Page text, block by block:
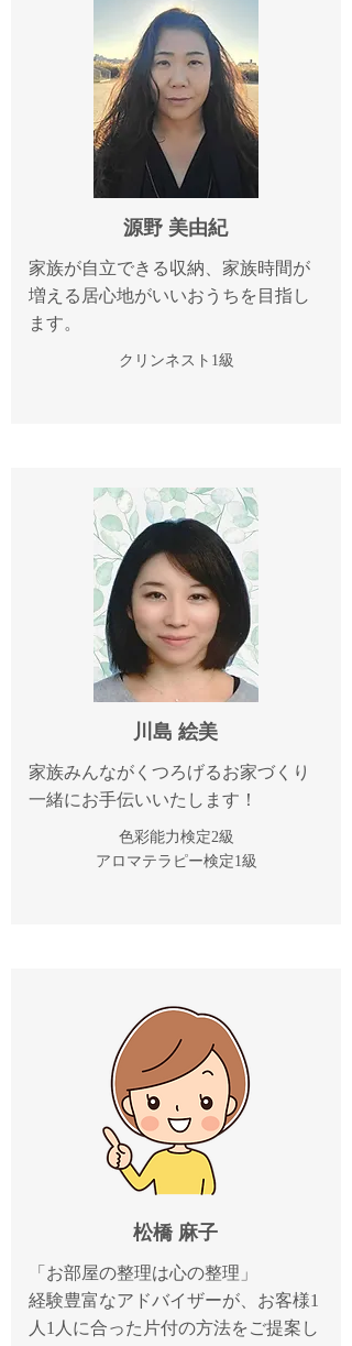
源野 美由紀
家族が自立できる収納、家族時間が
増える居心地がいいおうちを目指し
ます。
​クリンネスト1級
川島 絵美
家族みんながくつろげるお家づくり
一緒にお手伝いいたします！
色彩能力検定2級
​アロマテラピー検定1級
松橋 麻子
「お部屋の整理は心の整理」
経験豊富なアドバイザーが、お客様1
人1人に合った片付の方法をご提案し